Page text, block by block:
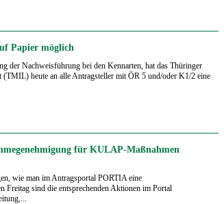
Papier möglich
der Nachweisführung bei den Kennarten, hat das Thüringer
heute an alle Antragsteller mit ÖR 5 und/oder K1/2 eine
für KULAP-Maßnahmen
wie man im Antragsportal PORTIA eine
Freitag sind die entsprechenden Aktionen im Portal